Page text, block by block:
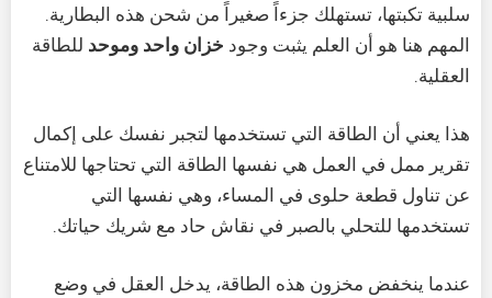
سلبية تكبتها، تستهلك جزءاً صغيراً من شحن هذه البطارية.
المهم هنا هو أن العلم يثبت وجود خزان واحد وموحد للطاقة
العقلية.
هذا يعني أن الطاقة التي تستخدمها لتجبر نفسك على إكمال
تقرير ممل في العمل هي نفسها الطاقة التي تحتاجها للامتناع
عن تناول قطعة حلوى في المساء، وهي نفسها التي
تستخدمها للتحلي بالصبر في نقاش حاد مع شريك حياتك.
عندما ينخفض مخزون هذه الطاقة، يدخل العقل في وضع